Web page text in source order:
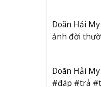
Doãn Hải
ảnh đời
Doãn Hải
#đáp #trả